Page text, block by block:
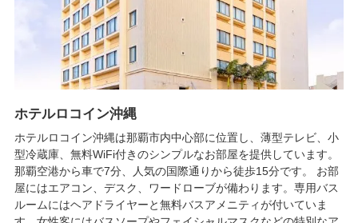
ホテルロコイン沖縄
ホテルロコイン沖縄は那覇市内中心部に位置し、薄型テレビ、小
型冷蔵庫、無料WiFi付きのシンプルなお部屋を提供しています。
那覇空港から車で7分、人気の国際通りから徒歩15分です。 お部
屋にはエアコン、デスク、ワードローブが備わります。専用バス
ルームにはヘアドライヤーと無料バスアメニティが付いていま